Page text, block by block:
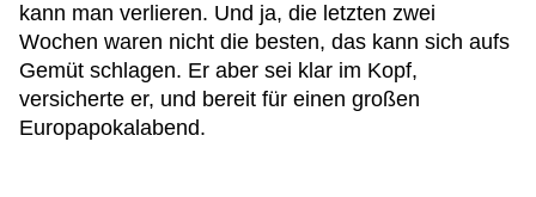
kann man verlieren. Und ja, die letzten zwei
Wochen waren nicht die besten, das kann sich aufs
Gemüt schlagen. Er aber sei klar im Kopf,
versicherte er, und bereit für einen großen
Europapokalabend.